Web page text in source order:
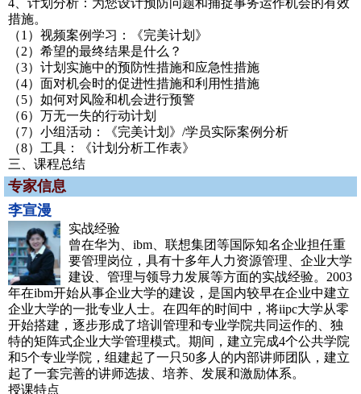
4、计划分析：为您设计预防问题和捕捉事务运作机会的有效
措施。
（1）视频案例学习：《完美计划》
（2）希望的最终结果是什么？
（3）计划实施中的预防性措施和应急性措施
（4）面对机会时的促进性措施和利用性措施
（5）如何对风险和机会进行预警
（6）万无一失的行动计划
（7）小组活动：《完美计划》/学员实际案例分析
（8）工具：《计划分析工作表》
三、课程总结
专家信息
李宣漫
实战经验
曾在华为、ibm、联想集团等国际知名企业担任重
要管理岗位，具有十多年人力资源管理、企业大学
建设、管理与领导力发展等方面的实战经验。2003
年在ibm开始从事企业大学的建设，是国内较早在企业中建立
企业大学的一批专业人士。在四年的时间中，将iipc大学从零
开始搭建，逐步形成了培训管理和专业学院共同运作的、独
特的矩阵式企业大学管理模式。期间，建立完成4个公共学院
和5个专业学院，组建起了一只50多人的内部讲师团队，建立
起了一套完善的讲师选拔、培养、发展和激励体系。
授课特点